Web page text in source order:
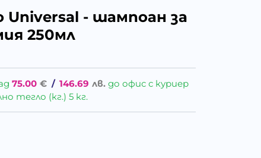
Universal - шампоан за
250мл
75.00 € / 146.69 лв. до офис с куриер
тегло (кг.) 5 кг.